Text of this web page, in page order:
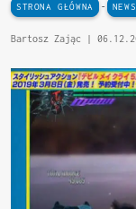
STRONA GŁÓWNA -
Bartosz Zając |